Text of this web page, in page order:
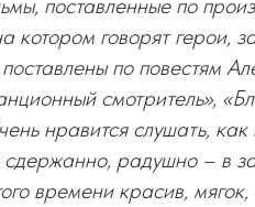
поставленные по
котором говорят герои,
по повестям
смотритель»,
нравится слушать, как
радушно – в
времени красив,